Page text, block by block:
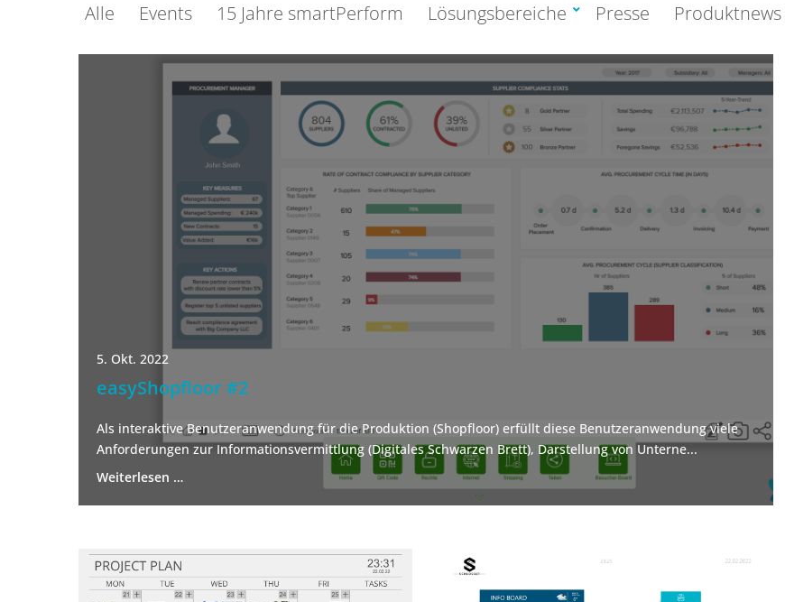
Alle Events 15 Jahre smartPerform Lösungsbereiche Presse Produktnews
5. Okt. 2022
easyShopfloor #2
Als interaktive Benutzeranwendung für die Produktion (Shopfloor) erfüllt diese Benutzeranwendung viele
Anforderungen zur Informationsvermittlung (Digitales Schwarzen Brett), Darstellung von Unterne...
Weiterlesen …